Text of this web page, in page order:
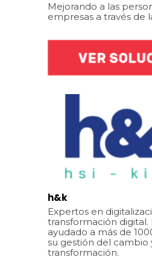
Mejorando a las
empresas a través de
h&k
Expertos en
transformación digital.
ayudado a más de
su gestión del cambio
transformación.